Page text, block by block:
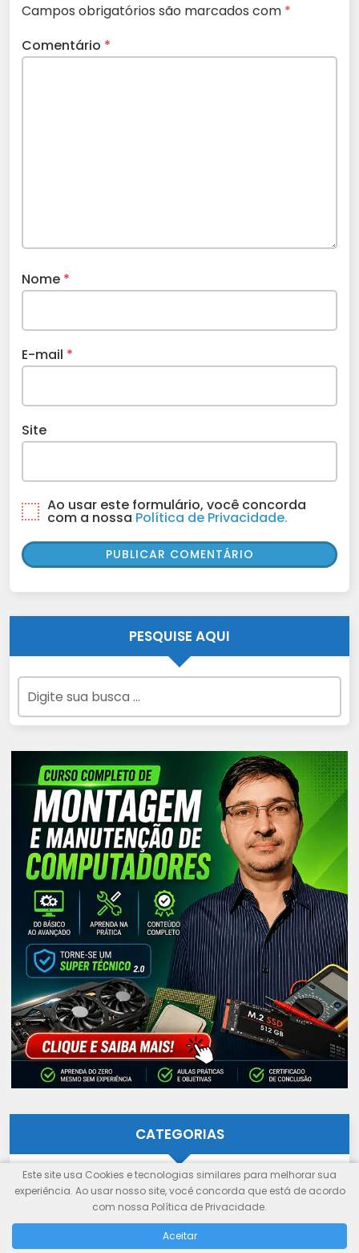
Campos obrigatórios são marcados com *
Comentário *
Nome *
E-mail *
Site
Ao usar este formulário, você concorda
com a nossa Política de Privacidade.
PESQUISE AQUI
CATEGORIAS
Categorias
Este site usa Cookies e tecnologias similares para melhorar sua
experiência. Ao usar nosso site, você concorda que está de acordo
com nossa Política de Privacidade.
Aceitar